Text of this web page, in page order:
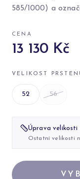
585/1000) a
CENA
13 130 Kč
VELIKOST
52 56
Úprava velikosti
Ostatní velikosti